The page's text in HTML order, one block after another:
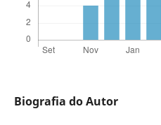
Biografia do Autor